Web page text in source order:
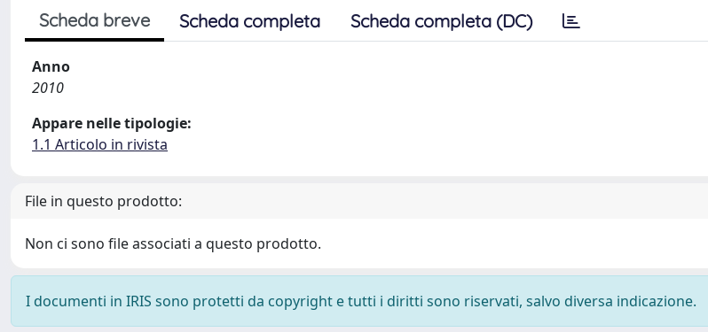
Scheda breve Scheda completa Scheda completa (DC)
Anno
2010
Appare nelle tipologie:
1.1 Articolo in rivista
File in questo prodotto:
Non ci sono file associati a questo prodotto.
I documenti in IRIS sono protetti da copyright e tutti i diritti sono riservati, salvo diversa indicazione.